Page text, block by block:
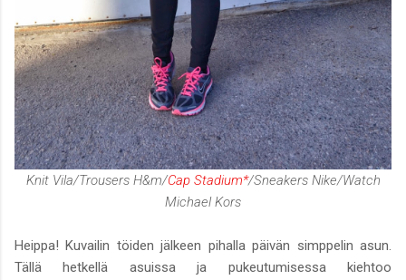
Knit Vila/Trousers H&m/Cap Stadium*/Sneakers Nike/Watch
Michael Kors
Heippa! Kuvailin töiden jälkeen pihalla päivän simppelin asun.
Tällä hetkellä asuissa ja pukeutumisessa kiehtoo